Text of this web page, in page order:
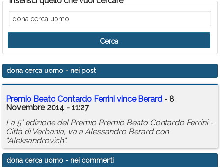
Sport
Eventi
Info Utili
Rubriche
Calendario
Annunci
dona cerca uomo - nei post
Premio Beato Contardo Ferrini vince Berard - 8
Novembre 2014 - 11:27
La 5° edizione del Premio Premio Beato Contardo Ferrini -
Città di Verbania, va a Alessandro Berard con
"Aleksandrovich".
dona cerca uomo - nei commenti